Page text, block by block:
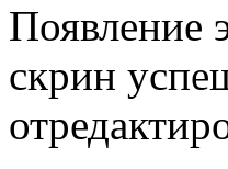
Появление
скрин